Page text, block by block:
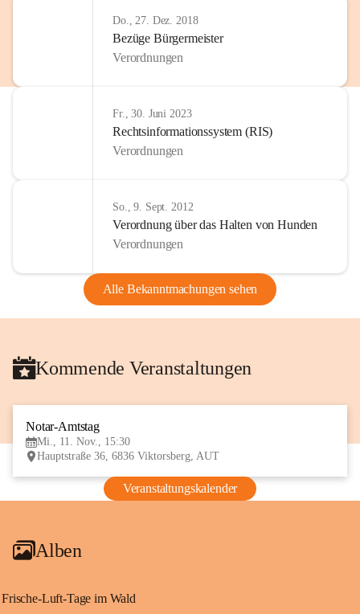
Do., 27. Dez. 2018
Bezüge Bürgermeister
Verordnungen
Fr., 30. Juni 2023
Rechtsinformationssystem (RIS)
Verordnungen
So., 9. Sept. 2012
Verordnung über das Halten von Hunden
Verordnungen
Alle Bekanntmachungen sehen
Kommende Veranstaltungen
Notar-Amtstag
Mi., 11. Nov., 15:30
Hauptstraße 36, 6836 Viktorsberg, AUT
Veranstaltungskalender
Alben
Frische-Luft-Tage im Wald